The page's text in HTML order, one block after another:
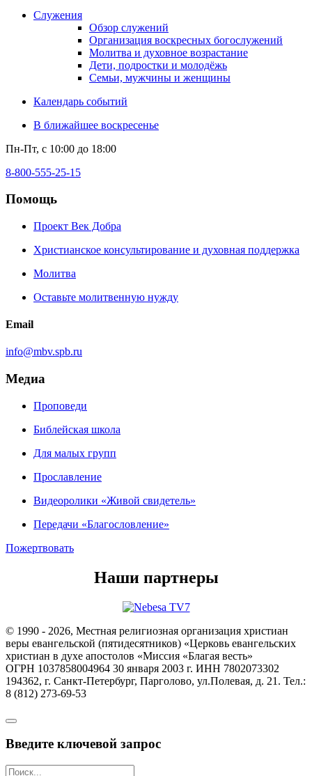
Служения
Обзор служений
Организация воскресных богослужений
Молитва и духовное возрастание
Дети, подростки и молодёжь
Семьи, мужчины и женщины
Календарь событий
В ближайшее воскресенье
Пн-Пт, с 10:00 до 18:00
8-800-555-25-15
Помощь
Проект Век Добра
Христианское консультирование и духовная поддержка
Молитва
Оставьте молитвенную нужду
Email
info@mbv.spb.ru
Медиа
Проповеди
Библейская школа
Для малых групп
Прославление
Видеоролики «Живой свидетель»
Передачи «Благословление»
Пожертвовать
Наши партнеры
© 1990 - 2026, Местная религиозная организация христиан
веры евангельской (пятидесятников) «Церковь евангельских
христиан в духе апостолов «Миссия «Благая весть»
ОГРН 1037858004964 30 января 2003 г. ИНН 7802073302
194362, г. Санкт-Петербург, Парголово, ул.Полевая, д. 21. Тел.:
8 (812) 273-69-53
Введите ключевой запрос